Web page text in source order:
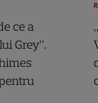
ce a
Grey”.